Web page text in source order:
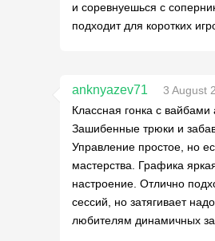
и соревнуешься с
подходит для коротких
anknyazev71
3 August
Классная гонка с
Зашибенные трюки и
Управление простое, но
мастерства. Графика
настроение. Отлично
сессий, но затягивает
любителям динамичных